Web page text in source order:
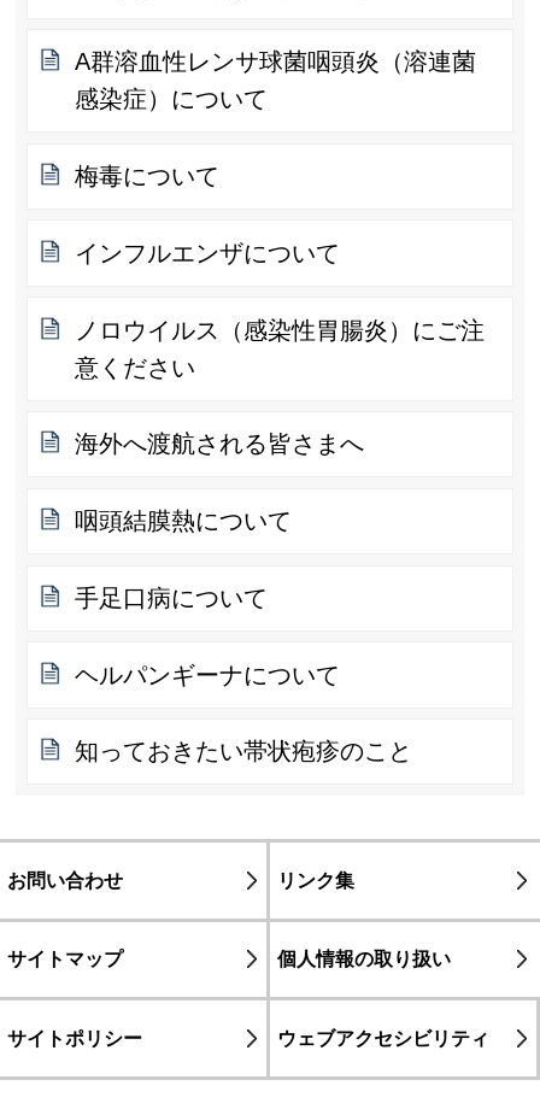
A群溶血性レンサ球菌咽頭炎（溶連菌
感染症）について
梅毒について
インフルエンザについて
ノロウイルス（感染性胃腸炎）にご注
意ください
海外へ渡航される皆さまへ
咽頭結膜熱について
手足口病について
ヘルパンギーナについて
知っておきたい帯状疱疹のこと
お問い合わせ リンク集
サイトマップ 個人情報の取り扱い
サイトポリシー ウェブアクセシビリティ